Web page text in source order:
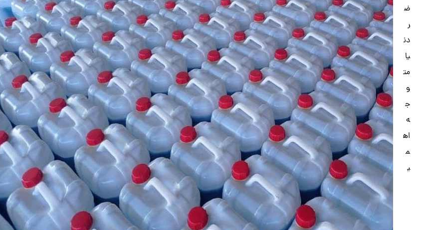
ض
ر
دن
یا
مت
و
ج
ه
اه
م
ی